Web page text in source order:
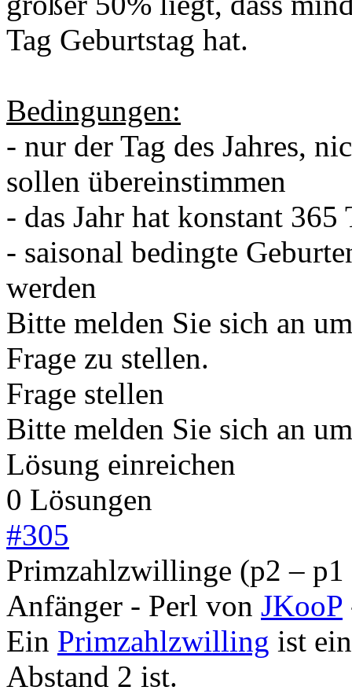
Tag Geburtstag hat.
Bedingungen:
- nur der Tag des Jahres,
sollen übereinstimmen
- das Jahr hat konstant 365
- saisonal bedingte
werden
Bitte melden Sie sich an
Frage zu stellen.
Frage stellen
Bitte melden Sie sich an
Lösung einreichen
0 Lösungen
#305
Primzahlzwillinge (p2 – p1
Anfänger - Perl von JKooP
Ein Primzahlzwilling ist
Abstand 2 ist.